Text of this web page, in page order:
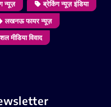
न्यूज़
ब्रेकिंग न्यूज़ इंडिया
लखनऊ फायर न्यूज़
मीडिया विवाद